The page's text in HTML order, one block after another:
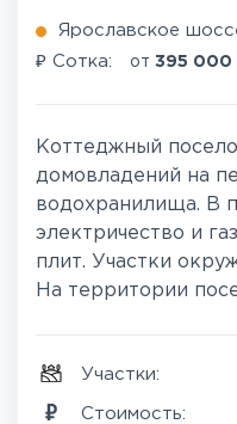
Ярославское
₽ Сотка: от 395 000
Коттеджный
домовладений на
водохранилища. В
электричество и
плит. Участки
На территории
Участки:
Стоимость: